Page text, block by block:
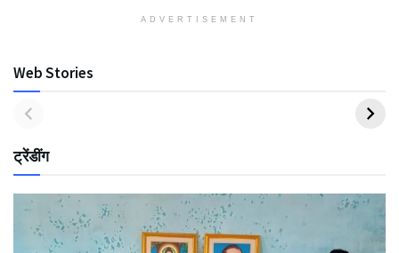
ADVERTISEMENT
Web Stories
ट्रेंडींग